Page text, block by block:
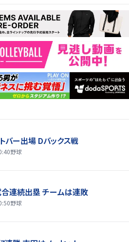
トバー出場 Dバックス戦
野球
連続出塁 チームは連敗
野球